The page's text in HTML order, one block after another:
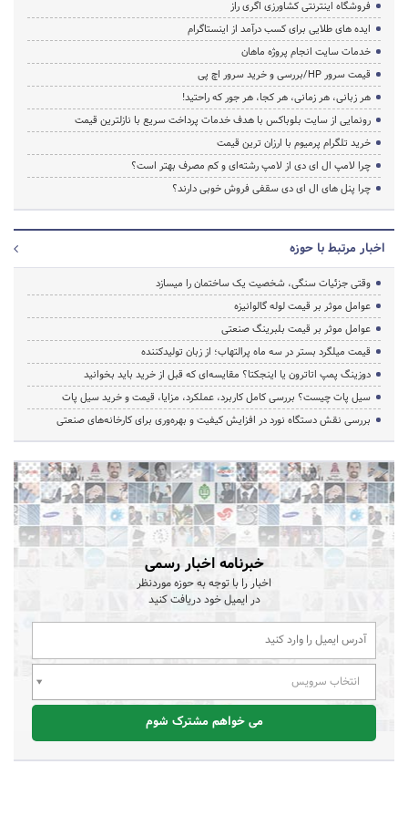
فروشگاه اینترنتی کشاورزی اگری راز
ایده های طلایی برای کسب درآمد از اینستاگرام
خدمات سایت انجام پروژه ماهان
قیمت سرور HP/بررسی و خرید سرور اچ پی
هر زبانی، هر زمانی، هر کجا، هر جور که راحتید!
رونمایی از سایت بلوباکس با هدف خدمات پرداخت سریع با نازلترین قیمت
خرید تلگرام پرمیوم با ارزان ترین قیمت
چرا لامپ ال ای دی از لامپ رشته‌ای و کم مصرف بهتر است؟
چرا پنل های ال ای دی سقفی فروش خوبی دارند؟
اخبار مرتبط با حوزه
وقتی جزئیات سنگی، شخصیت یک ساختمان را میسازد
عوامل موثر بر قیمت لوله گالوانیزه
عوامل موثر بر قیمت بلبرینگ صنعتی
قیمت میلگرد بستر در سه ماه پرالتهاب؛ از زبان تولیدکننده
دوزینگ پمپ اتاترون یا اینجکتا؟ مقایسه‌ای که قبل از خرید باید بخوانید
سیل پات چیست؟ بررسی کامل کاربرد، عملکرد، مزایا، قیمت و خرید سیل پات
بررسی نقش دستگاه نورد در افزایش کیفیت و بهره‌وری برای کارخانه‌های صنعتی
خبرنامه اخبار رسمی
اخبار را با توجه به حوزه موردنظر
در ایمیل خود دریافت کنید
انتخاب سرویس
می خواهم مشترک شوم